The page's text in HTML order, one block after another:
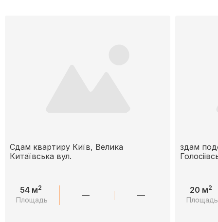
Сдам квартиру Київ, Велика
Китаївська вул.
54 м2
Площадь — —
здам
20 м2
Площадь